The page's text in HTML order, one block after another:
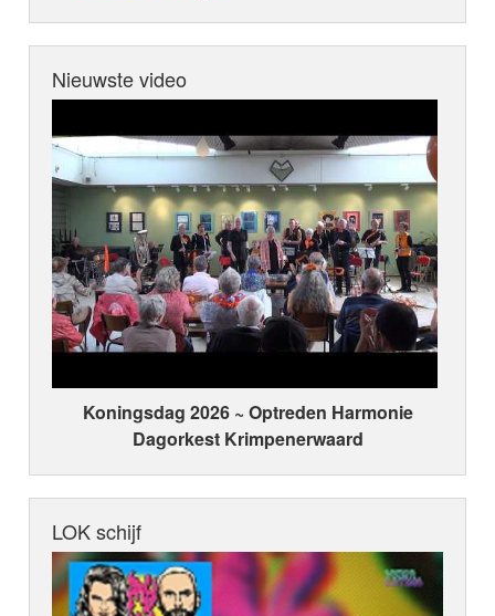
Nieuwste video
Koningsdag 2026 ~ Optreden Harmonie
Dagorkest Krimpenerwaard
LOK schijf